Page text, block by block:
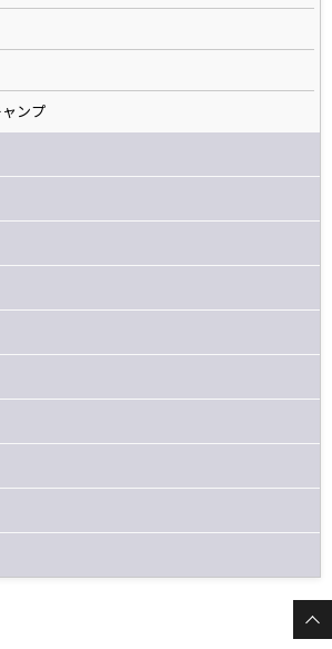
ンプ